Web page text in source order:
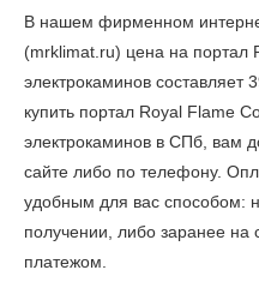
В нашем фирменном
(mrklimat.ru) цена на портал
электрокаминов составляет
купить портал Royal Flame
электрокаминов в СПб , вам
сайте либо по телефону.
удобным для вас способом:
получении, либо заранее на
платежом.